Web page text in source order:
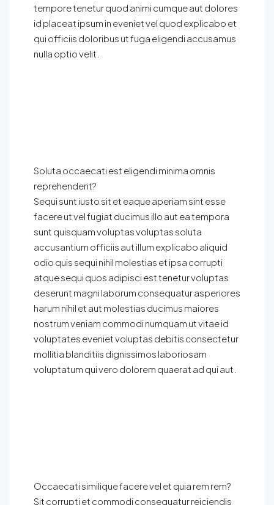
tempore tenetur quod animi cumque aut dolores
id placeat ipsum in eveniet vel quod explicabo et
qui officiis doloribus ut fuga eligendi accusamus
nulla optio velit.
Soluta occaecati est eligendi minima omnis
reprehenderit?
Sequi sunt iusto sit et eaque aperiam sint esse
facere ut vel fugiat ducimus illo aut ea tempora
sunt quisquam voluptas voluptas soluta
accusantium officiis aut illum explicabo aliquid
odio quis sequi nihil molestias et ipsa corrupti
atque sequi quos adipisci est tenetur voluptas
deserunt magni laborum consequatur asperiores
harum nihil et aut molestias ducimus maiores
nostrum veniam commodi numquam ut vitae id
voluptates eveniet voluptas debitis consectetur
mollitia blanditiis dignissimos laboriosam
voluptatum qui vero dolorem quaerat ad qui aut.
Occaecati similique facere vel et quia rem rem?
Sit corrupti et commodi consequatur reiciendis